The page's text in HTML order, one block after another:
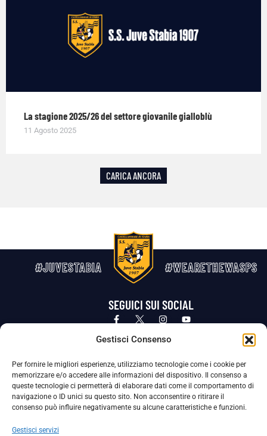
Gestisci Consenso
Per fornire le migliori esperienze, utilizziamo tecnologie come i cookie per
memorizzare e/o accedere alle informazioni del dispositivo. Il consenso a
queste tecnologie ci permetterà di elaborare dati come il comportamento di
navigazione o ID unici su questo sito. Non acconsentire o ritirare il
consenso può influire negativamente su alcune caratteristiche e funzioni.
Gestisci servizi
La stagione 2025/26 del settore giovanile gialloblù
11 Agosto 2025
CARICA ANCORA
#JUVESTABIA #WEARETHEWASPS
SEGUICI SUI SOCIAL
Privacy Policy Cookie Policy
La Società ha nominato il Responsabile della Protezione dei Dati Personali (DPO), figura specializzata che vigila sulle modalità
adottate dalla nostra Società per tutelare i Suoi dati personali.
Per contattare il DPO può scrivere a